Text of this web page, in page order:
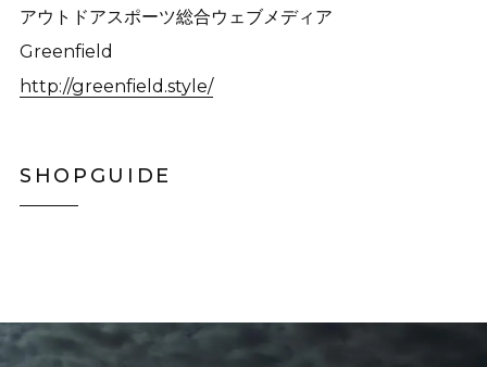
アウトドアスポーツ総合ウェブメディア
Greenfield
http://greenfield.style/
SHOPGUIDE